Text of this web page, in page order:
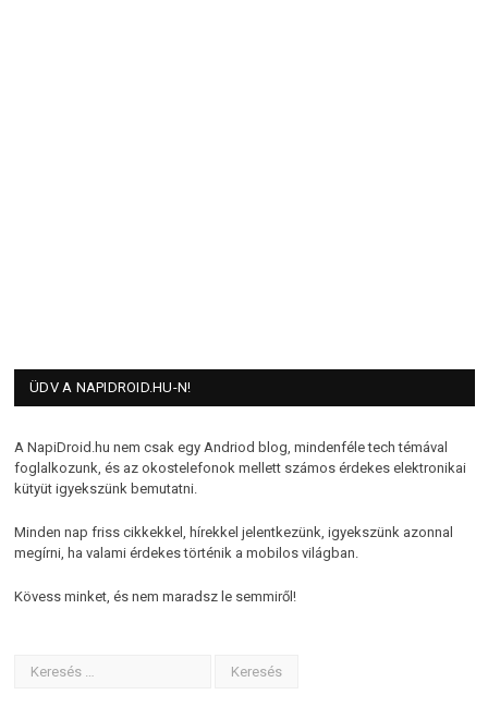
ÜDV A NAPIDROID.HU-N!
A NapiDroid.hu nem csak egy Andriod blog, mindenféle tech témával
foglalkozunk, és az okostelefonok mellett számos érdekes elektronikai
kütyüt igyekszünk bemutatni.
Minden nap friss cikkekkel, hírekkel jelentkezünk, igyekszünk azonnal
megírni, ha valami érdekes történik a mobilos világban.
Kövess minket, és nem maradsz le semmiről!